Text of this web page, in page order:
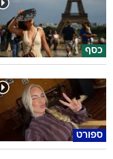
כסף
ספורט